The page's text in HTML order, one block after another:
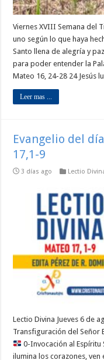
Viernes XVIII Semana del
uno según lo que haya
Santo llena de alegría y
para poder entender la
Mateo 16, 24-28 24 Jesús
Leer mas ...
Evangelio del
17,1-9
3 días ago Lectio
Lectio Divina Jueves 6 de
Transfiguración del Señor
0-Invocación al Espíritu
ilumina los corazones, ven